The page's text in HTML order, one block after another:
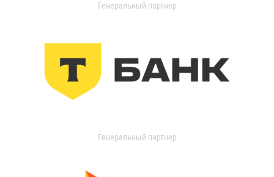
Генеральный партнер
Генеральный партнер